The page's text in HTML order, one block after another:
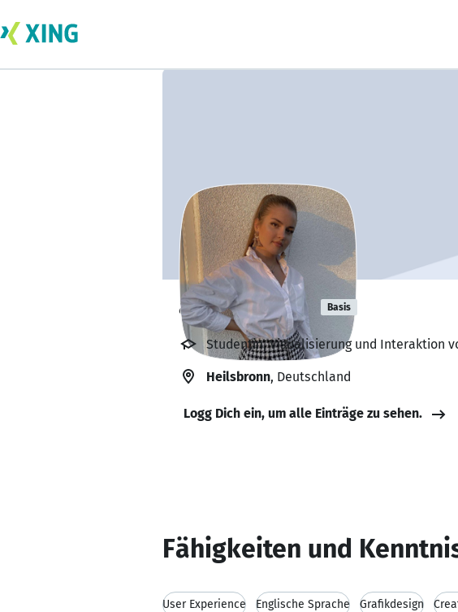
adriana savic Basis
Studentin, Visualisierung und Interaktion
Heilsbronn, Deutschland
Logg Dich ein, um alle Einträge zu sehen.
Fähigkeiten und
User Experience Englische Sprache Grafikdesign